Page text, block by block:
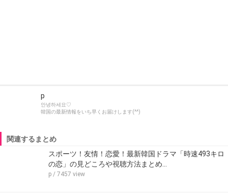
p
안녕하세요♡
韓国の最新情報をいち早くお届けします(^^)
関連するまとめ
スポーツ！友情！恋愛！最新韓国ドラマ「時速493キロ
の恋」の見どころや視聴方法まとめ…
p / 7457 view